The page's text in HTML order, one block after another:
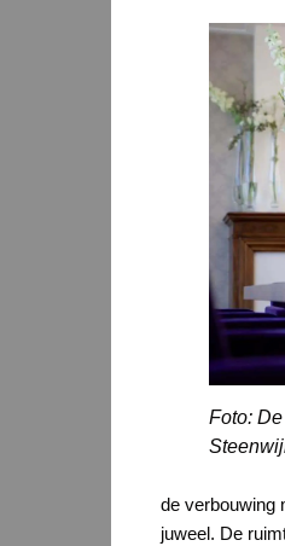
Foto:
de verbouwing
juweel. De